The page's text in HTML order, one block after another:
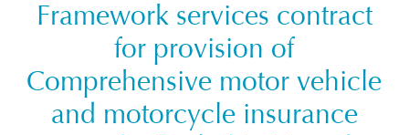
Framework services contract
for provision of
Comprehensive motor vehicle
and motorcycle insurance